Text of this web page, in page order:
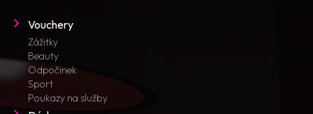
Vouchery
Zážitky
Beauty
Odpočinek
Sport
Poukazy na služby